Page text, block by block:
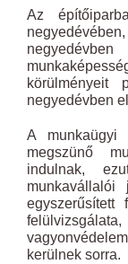
Az
negyedévben
A munkaügyi
megszünő
indulnak,
munkavállalói
egyszerűsített
kerülnek sorra.